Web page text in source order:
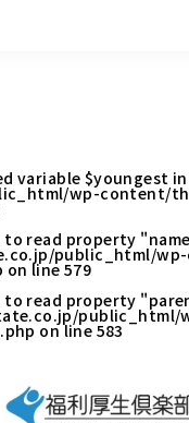
variable $youngest in
wp-content/
read property
public_html/
on line 579
to read property
public_html/
on line 583